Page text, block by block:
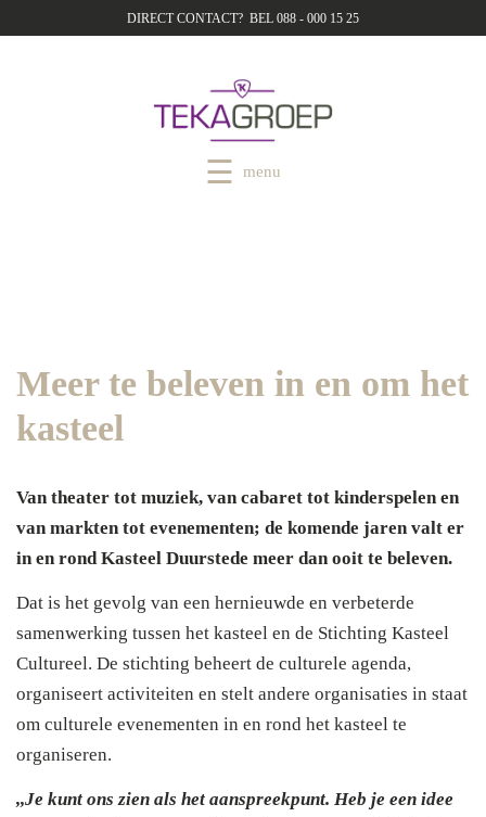
DIRECT CONTACT? BEL 088 - 000 15 25
menu
Meer te beleven in en om het
kasteel
Van theater tot muziek, van cabaret tot kinderspelen en
van markten tot evenementen; de komende jaren valt er
in en rond Kasteel Duurstede meer dan ooit te beleven.
Dat is het gevolg van een hernieuwde en verbeterde
samenwerking tussen het kasteel en de Stichting Kasteel
Cultureel. De stichting beheert de culturele agenda,
organiseert activiteiten en stelt andere organisaties in staat
om culturele evenementen in en rond het kasteel te
organiseren.
,,Je kunt ons zien als het aanspreekpunt. Heb je een idee